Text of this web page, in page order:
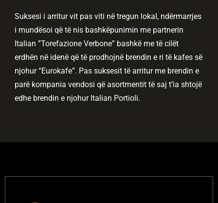
Suksesi i arritur vit pas viti në tregun lokal, ndërmarrjes
i mundësoi që të nis bashkëpunimin me partnerin
Italian ”Torefazione Verbone” bashkë me të cilët
erdhën në idenë që të prodhojnë brendin e ri të kafes së
njohur “Eurokafe”. Pas suksesit të arritur me brendin e
parë kompania vendosi që asortmentit të saj t’ia shtojë
edhe brendin e njohur Italian Portioli.